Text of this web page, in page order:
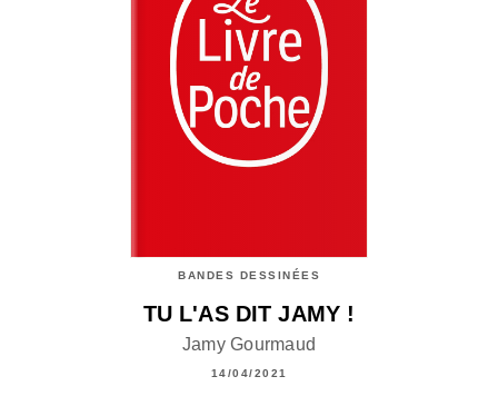
BANDES DESSINÉES
TU L'AS DIT JAMY !
Jamy Gourmaud
14/04/2021